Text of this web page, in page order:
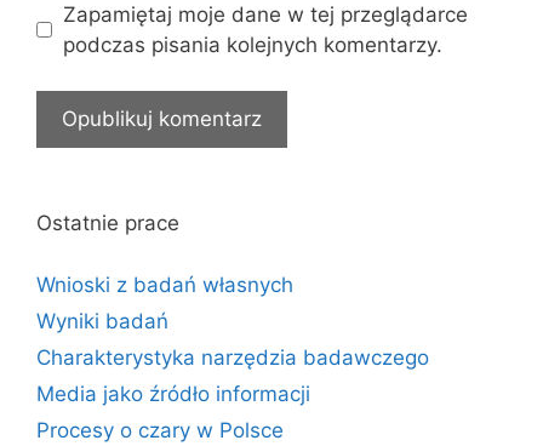
Zapamiętaj moje dane w tej przeglądarce
podczas pisania kolejnych komentarzy.
Ostatnie prace
Wnioski z badań własnych
Wyniki badań
Charakterystyka narzędzia badawczego
Media jako źródło informacji
Procesy o czary w Polsce